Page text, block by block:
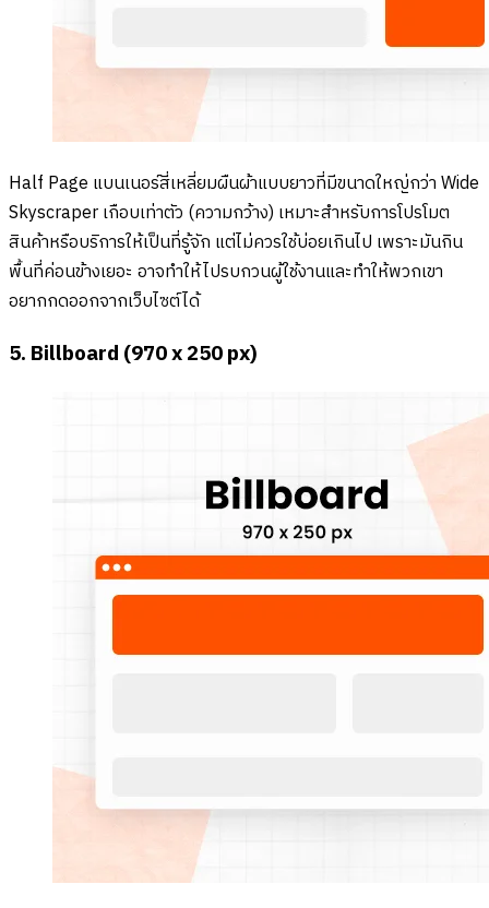
Half Page แบนเนอร์สี่เหลี่ยมผืนผ้าแบบยาวที่มีขนาดใหญ่กว่า Wide
Skyscraper เกือบเท่าตัว (ความกว้าง) เหมาะสำหรับการโปรโมต
สินค้าหรือบริการให้เป็นที่รู้จัก แต่ไม่ควรใช้บ่อยเกินไป เพราะมันกิน
พื้นที่ค่อนข้างเยอะ อาจทำให้ไปรบกวนผู้ใช้งานและทำให้พวกเขา
อยากกดออกจากเว็บไซต์ได้
5. Billboard (970 x 250 px)